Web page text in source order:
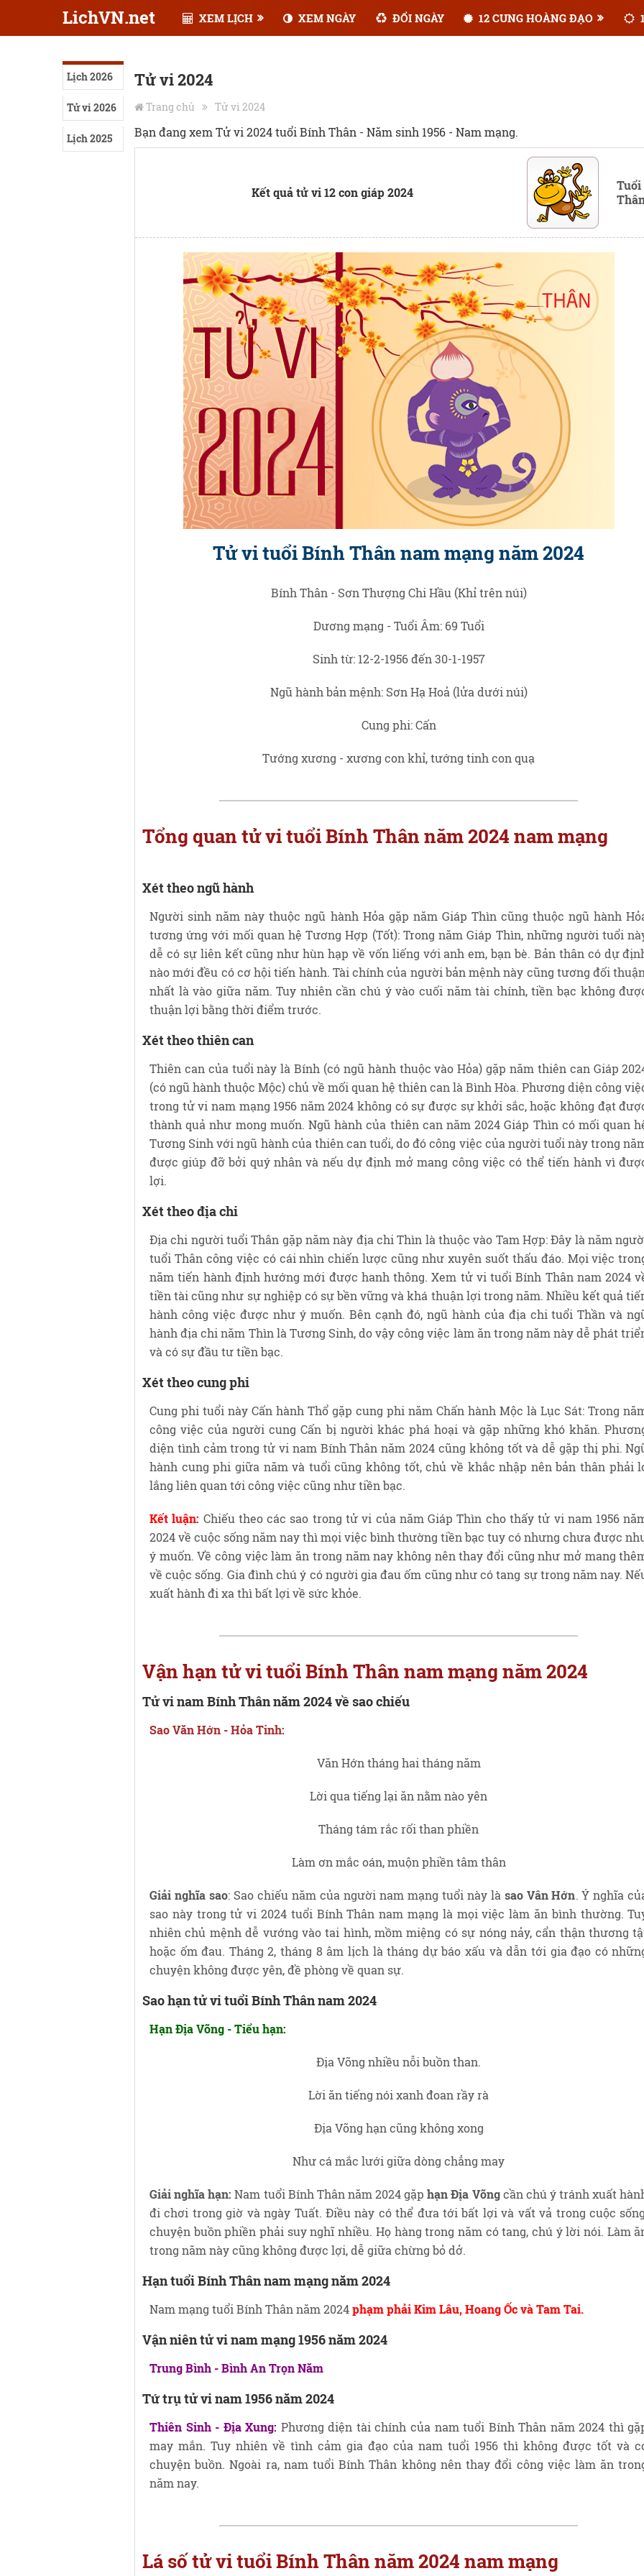
LichVN.net XEM LỊCH XEM NGÀY ĐỔI NGÀY 12 CUNG HOÀNG ĐẠO
Lịch 2026
Tử vi 2026
Lịch 2025
Tử vi 2024
Trang chủ Tử vi 2024
Bạn đang xem Tử vi 2024 tuổi Bính Thân - Năm sinh 1956 - Nam mạng.
Kết quả tử vi 12 con giáp 2024
Tuổi
Tử vi tuổi Bính Thân nam mạng năm 2024
Bính Thân - Sơn Thượng Chi Hầu (Khỉ trên núi)
Dương mạng - Tuổi Âm: 69 Tuổi
Sinh từ: 12-2-1956 đến 30-1-1957
Ngũ hành bản mệnh: Sơn Hạ Hoả (lửa dưới núi)
Cung phi: Cấn
Tướng xương - xương con khỉ, tướng tinh con quạ
Tổng quan tử vi tuổi Bính Thân năm 2024 nam mạng
Xét theo ngũ hành
Người sinh năm này thuộc ngũ hành Hỏa gặp năm Giáp Thìn cũng thuộc ngũ hành
tương ứng với mối quan hệ Tương Hợp (Tốt): Trong năm Giáp Thìn, những người tuổi
dễ có sự liên kết cũng như hùn hạp về vốn liếng với anh em, bạn bè. Bản thân có dự
nào mới đều có cơ hội tiến hành. Tài chính của người bản mệnh này cũng tương đối
nhất là vào giữa năm. Tuy nhiên cần chú ý vào cuối năm tài chính, tiền bạc không
thuận lợi bằng thời điểm trước.
Xét theo thiên can
Thiên can của tuổi này là Bính (có ngũ hành thuộc vào Hỏa) gặp năm thiên can Giáp
(có ngũ hành thuộc Mộc) chủ về mối quan hệ thiên can là Bình Hòa. Phương diện công
trong tử vi nam mạng 1956 năm 2024 không có sự được sự khởi sắc, hoặc không đạt
thành quả như mong muốn. Ngũ hành của thiên can năm 2024 Giáp Thìn có mối quan
Tương Sinh với ngũ hành của thiên can tuổi, do đó công việc của người tuổi này trong
được giúp đỡ bởi quý nhân và nếu dự định mở mang công việc có thể tiến hành vì
lợi.
Xét theo địa chi
Địa chi người tuổi Thân gặp năm này địa chi Thìn là thuộc vào Tam Hợp: Đây là năm
tuổi Thân công việc có cái nhìn chiến lược cũng như xuyên suốt thấu đáo. Mọi việc
năm tiến hành định hướng mới được hanh thông. Xem tử vi tuổi Bính Thân nam 2024
tiền tài cũng như sự nghiệp có sự bền vững và khá thuận lợi trong năm. Nhiều kết quả
hành công việc được như ý muốn. Bên cạnh đó, ngũ hành của địa chi tuổi Thần và
hành địa chi năm Thìn là Tương Sinh, do vậy công việc làm ăn trong năm này dễ phát
và có sự đầu tư tiền bạc.
Xét theo cung phi
Cung phi tuổi này Cấn hành Thổ gặp cung phi năm Chấn hành Mộc là Lục Sát: Trong
công việc của người cung Cấn bị người khác phá hoại và gặp những khó khăn.
diện tình cảm trong tử vi nam Bính Thân năm 2024 cũng không tốt và dễ gặp thị phi.
hành cung phi giữa năm và tuổi cũng không tốt, chủ về khắc nhập nên bản thân phải
lắng liên quan tới công việc cũng như tiền bạc.
Kết luận: Chiếu theo các sao trong tử vi của năm Giáp Thìn cho thấy tử vi nam 1956
2024 về cuộc sống năm nay thì mọi việc bình thường tiền bạc tuy có nhưng chưa được
ý muốn. Về công việc làm ăn trong năm nay không nên thay đổi cũng như mở mang
về cuộc sống. Gia đình chú ý có người gia đau ốm cũng như có tang sự trong năm nay.
xuất hành đi xa thì bất lợi về sức khỏe.
Vận hạn tử vi tuổi Bính Thân nam mạng năm 2024
Tử vi nam Bính Thân năm 2024 về sao chiếu
Sao Văn Hớn - Hỏa Tinh:
Văn Hớn tháng hai tháng năm
Lời qua tiếng lại ăn nằm nào yên
Tháng tám rắc rối than phiền
Làm ơn mắc oán, muộn phiền tâm thân
Giải nghĩa sao: Sao chiếu năm của người nam mạng tuổi này là sao Vân Hớn. Ý nghĩa
sao này trong tử vi 2024 tuổi Bính Thân nam mạng là mọi việc làm ăn bình thường.
nhiên chủ mệnh dễ vướng vào tai hình, mồm miệng có sự nóng nảy, cẩn thận thương
hoặc ốm đau. Tháng 2, tháng 8 âm lịch là tháng dự báo xấu và dẫn tới gia đạo có
chuyện không được yên, đề phòng về quan sự.
Sao hạn tử vi tuổi Bính Thân nam 2024
Hạn Địa Võng - Tiểu hạn:
Địa Võng nhiều nỗi buồn than.
Lời ăn tiếng nói xanh đoan rầy rà
Ðịa Võng hạn cũng không xong
Như cá mắc lưới giữa dòng chẳng may
Giải nghĩa hạn:Nam tuổi Bính Thân năm 2024 gặphạn Địa Võngcần chú ý tránh xuất
đi chơi trong giờ và ngày Tuất. Điều này có thể đưa tới bất lợi và vất vả trong cuộc
chuyện buồn phiền phải suy nghĩ nhiều. Họ hàng trong năm có tang, chú ý lời nói. Làm
trong năm này cũng không được lợi, dễ giữa chừng bỏ dở.
Hạn tuổi Bính Thân nam mạng năm 2024
Nam mạng tuổi Bính Thân năm 2024phạm phải Kim Lâu, Hoang Ốc và Tam Tai.
Vận niên tử vi nam mạng 1956 năm 2024
Trung Bình - Bình An Trọn Năm
Tứ trụ tử vi nam 1956 năm 2024
Thiên Sinh - Địa Xung: Phương diện tài chính của nam tuổi Bính Thân năm 2024 thì
may mắn. Tuy nhiên về tình cảm gia đạo của nam tuổi 1956 thì không được tốt và
chuyện buồn. Ngoài ra, nam tuổi Bính Thân không nên thay đổi công việc làm ăn
năm nay.
Lá số tử vi tuổi Bính Thân năm 2024 nam mạng